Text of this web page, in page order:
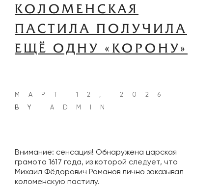
КОЛОМЕНСКАЯ
ПАСТИЛА ПОЛУЧИЛА
ЕЩЁ ОДНУ «КОРОНУ»
МАРТ 12, 2026
BY ADMIN
Внимание: сенсация! Обнаружена царская
грамота 1617 года, из которой следует, что
Михаил Фёдорович Романов лично заказывал
коломенскую пастилу.